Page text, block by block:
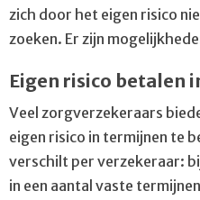
zich door het eigen risico
zoeken. Er zijn
Eigen risico betalen
Veel zorgverzekeraars
eigen risico in termijnen te
verschilt per verzekeraar:
in een aantal vaste